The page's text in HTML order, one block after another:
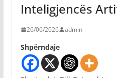
Inteligjencës
26/06/2026 admin
Shpërndaje